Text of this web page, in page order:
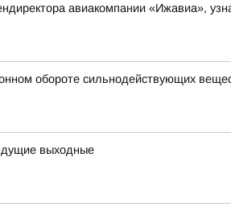
авиакомпании «Ижавиа»,
обороте сильнодействующих
выходные